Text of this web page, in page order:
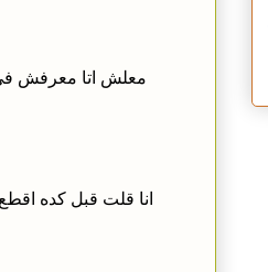
معلش اتا معرفش فى
انا قلت قبل كده